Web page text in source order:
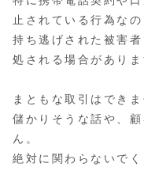
止されている行為なの
持ち逃げされた被害
処される場合がありま
まともな取引はできま
儲かりそうな話や、
ん。
絶対に関わらないでく